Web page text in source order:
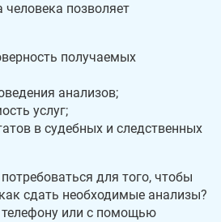
человека позволяет
получаемых
анализов;
услуг;
в судебных и следственных
для того, чтобы
сдать необходимые анализы?
или с помощью